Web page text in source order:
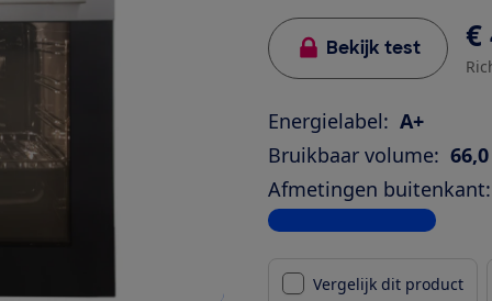
Bekijk test €
Energielabel: A+
Bruikbaar volume:
Afmetingen buitenkant:
Bekijk alle specificaties
Vergelijk dit product